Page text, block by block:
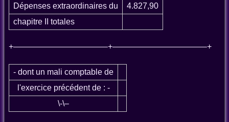
Dépenses extraordinaires du
4.827,90
chapitre II totales
+———————————–+———————————–+
- dont un mali comptable de
l'exercice précédent de : -
\-\–